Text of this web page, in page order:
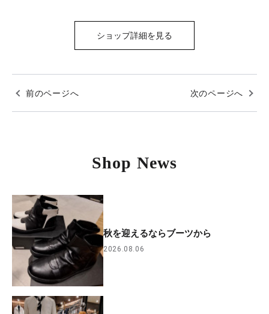
ショップ詳細を見る
前のページへ 次のページへ
Shop News
秋を迎えるならブーツから
2026.08.06